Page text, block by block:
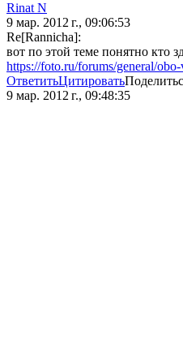
Rinat N
9 мар. 2012 г., 09:06:53
Re[Rannicha]:
вот по этой теме понятно кто
https://foto.ru/forums/general/
ОтветитьЦитировать
9 мар. 2012 г., 09:48:35